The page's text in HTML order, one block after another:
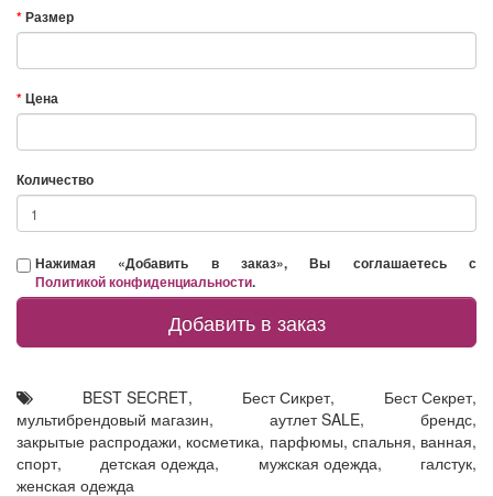
Размер
Цена
Количество
Нажимая «Добавить в заказ», Вы соглашаетесь с
Политикой конфиденциальности.
Добавить в заказ
BEST SECRET, Бест Сикрет, Бест Секрет,
мультибрендовый магазин, аутлет SALE, брендс,
закрытые распродажи, косметика, парфюмы, спальня, ванная,
спорт,детская одежда, мужская одежда, галстук,
женская одежда